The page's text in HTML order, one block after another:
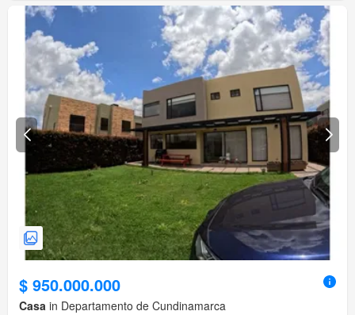
$ 950.000.000
Casa in Departamento de Cundinamarca